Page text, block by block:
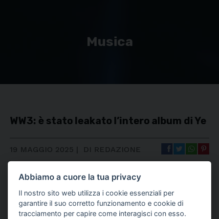
Musica
WW3: è stato leakato l’intero album di Ye
19 MAGGIO 2025 | DI REDAZIONE
Abbiamo a cuore la tua privacy
Il nostro sito web utilizza i cookie essenziali per
garantire il suo corretto funzionamento e cookie di
tracciamento per capire come interagisci con esso.